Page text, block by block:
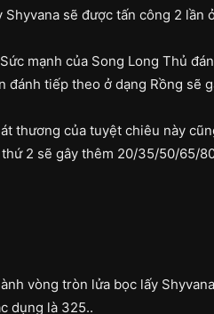
Shyvana sẽ được tấn công 2 lần
mạnh của Song Long Thủ
đánh tiếp theo ở dạng Rồng sẽ
thương của tuyệt chiêu này
2 sẽ gây thêm 20/35/50/65/
vòng tròn lửa bọc lấy
dụng là 325..